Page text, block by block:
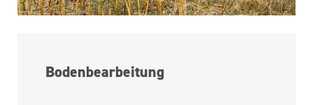
Bodenbearbeitung